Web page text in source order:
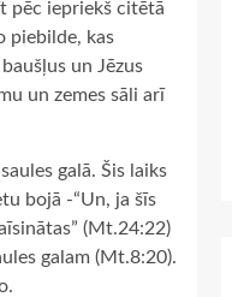
pēc iepriekš citētā
piebilde, kas
un Jēzus
un zemes sāli arī
galā. Šis laiks
bojā -“Un, ja šīs
(Mt.24:22)
galam (Mt.8:20).